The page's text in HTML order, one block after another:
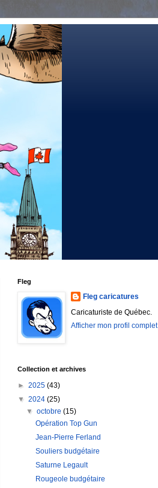
Fleg
Fleg caricatures
Caricaturiste de Québec.
Afficher mon profil complet
Collection et archives
► 2025 (43)
▼ 2024 (25)
▼octobre(15)
Opération Top Gun
Jean-Pierre Ferland
Souliers budgétaire
Saturne Legault
Rougeole budgétaire